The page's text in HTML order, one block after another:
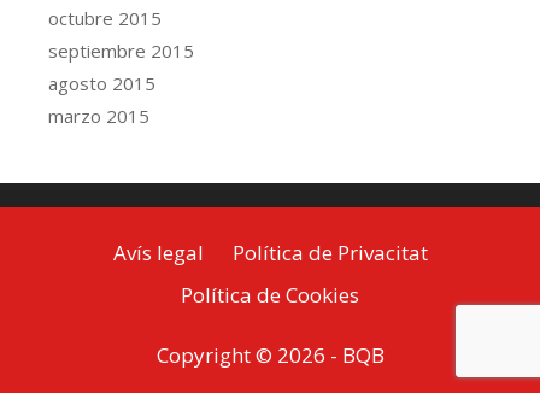
octubre 2015
septiembre 2015
agosto 2015
marzo 2015
Avís legal
Política de Privacitat
Política de Cookies
Copyright © 2026 - BQB